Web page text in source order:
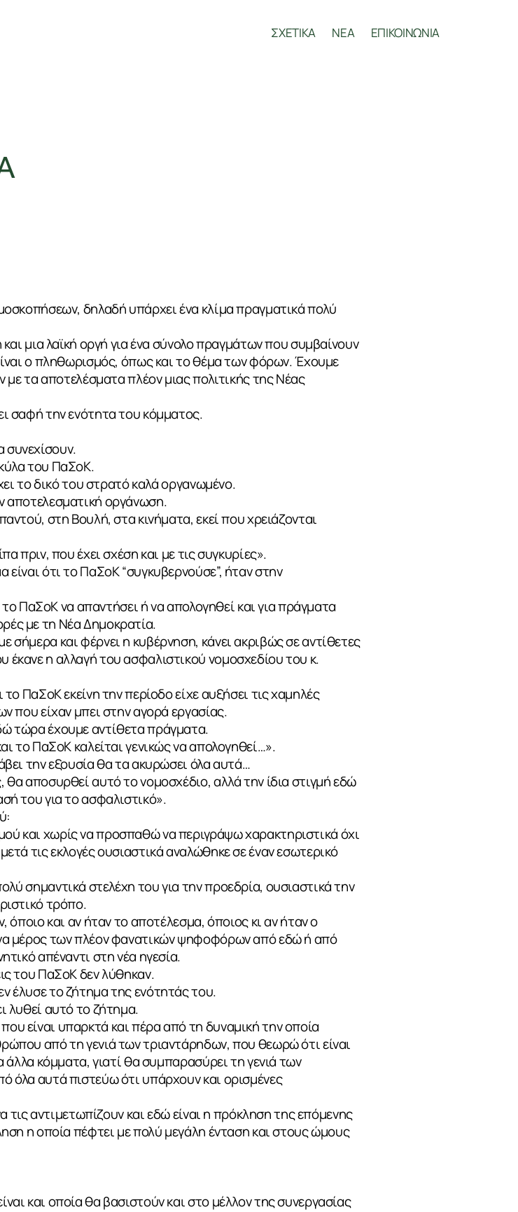
ΣΧΕΤΙΚΑ ΝΕΑ ΕΠΙΚΟΙΝΩΝΙΑ
δηλαδή υπάρχει ένα κλίμα πραγματικά πολύ
μια λαϊκή οργή για ένα σύνολο πραγμάτων που συμβαίνουν
ο πληθωρισμός, όπως και το θέμα των φόρων. Έχουμε
με τα αποτελέσματα πλέον μιας πολιτικής της Νέας
σαφή την ενότητα του κόμματος.
του ΠαΣοΚ.
το δικό του στρατό καλά οργανωμένο.
αποτελεσματική οργάνωση.
στη Βουλή, στα κινήματα, εκεί που χρειάζονται
πριν, που έχει σχέση και με τις συγκυρίες».
ότι το ΠαΣοΚ “συγκυβερνούσε”, ήταν στην
το ΠαΣοΚ να απαντήσει ή να απολογηθεί και για πράγματα
με τη Νέα Δημοκρατία.
σήμερα και φέρνει η κυβέρνηση, κάνει ακριβώς σε αντίθετες
η αλλαγή του ασφαλιστικού νομοσχεδίου του κ.
ΠαΣοΚ εκείνη την περίοδο είχε αυξήσει τις χαμηλές
που είχαν μπει στην αγορά εργασίας.
τώρα έχουμε αντίθετα πράγματα.
το ΠαΣοΚ καλείται γενικώς να απολογηθεί…».
την εξουσία θα τα ακυρώσει όλα αυτά…
αποσυρθεί αυτό το νομοσχέδιο, αλλά την ίδια στιγμή εδώ
του για το ασφαλιστικό».
και χωρίς να προσπαθώ να περιγράψω χαρακτηριστικά όχι
τις εκλογές ουσιαστικά αναλώθηκε σε έναν εσωτερικό
σημαντικά στελέχη του για την προεδρία, ουσιαστικά την
τρόπο.
όποιο και αν ήταν το αποτέλεσμα, όποιος κι αν ήταν ο
μέρος των πλέον φανατικών ψηφοφόρων από εδώ ή από
απέναντι στη νέα ηγεσία.
του ΠαΣοΚ δεν λύθηκαν.
έλυσε το ζήτημα της ενότητάς του.
λυθεί αυτό το ζήτημα.
είναι υπαρκτά και πέρα από τη δυναμική την οποία
από τη γενιά των τριαντάρηδων, που θεωρώ ότι είναι
άλλα κόμματα, γιατί θα συμπαρασύρει τη γενιά των
όλα αυτά πιστεύω ότι υπάρχουν και ορισμένες
τις αντιμετωπίζουν και εδώ είναι η πρόκληση της επόμενης
η οποία πέφτει με πολύ μεγάλη ένταση και στους ώμους
και οποία θα βασιστούν και στο μέλλον της συνεργασίας